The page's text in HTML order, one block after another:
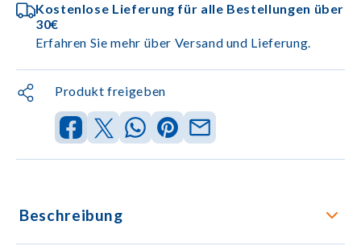
Kostenlose Lieferung für alle Bestellungen über
30€
Erfahren Sie mehr über Versand und Lieferung.
Produkt freigeben
Beschreibung